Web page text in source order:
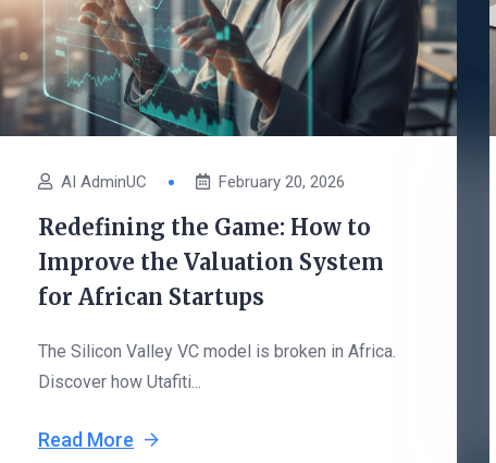
AI AdminUC February 20, 2026
Redefining the Game: How to
Improve the Valuation System
for African Startups
The Silicon Valley VC model is broken in Africa.
Discover how Utafiti...
Read More